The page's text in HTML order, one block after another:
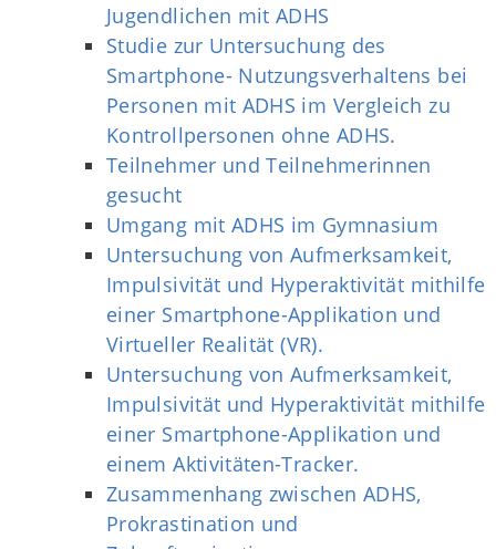
Jugendlichen mit ADHS
Studie zur Untersuchung des
Smartphone- Nutzungsverhaltens bei
Personen mit ADHS im Vergleich zu
Kontrollpersonen ohne ADHS.
Teilnehmer und Teilnehmerinnen
gesucht
Umgang mit ADHS im Gymnasium
Untersuchung von Aufmerksamkeit,
Impulsivität und Hyperaktivität mithilfe
einer Smartphone-Applikation und
Virtueller Realität (VR).
Untersuchung von Aufmerksamkeit,
Impulsivität und Hyperaktivität mithilfe
einer Smartphone-Applikation und
einem Aktivitäten-Tracker.
Zusammenhang zwischen ADHS,
Prokrastination und